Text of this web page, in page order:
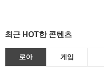
최근 HOT한 콘텐츠
로아 게임